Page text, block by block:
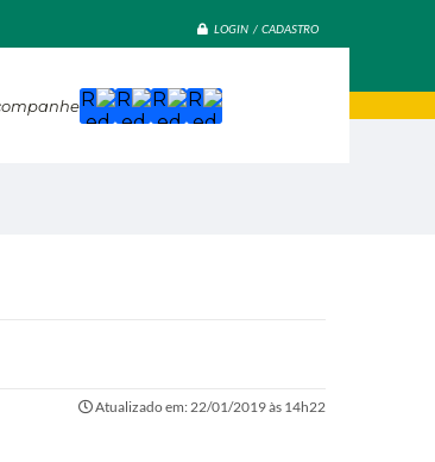
LOGIN / CADASTRO
Atualizado em: 22/01/2019 às 14h22